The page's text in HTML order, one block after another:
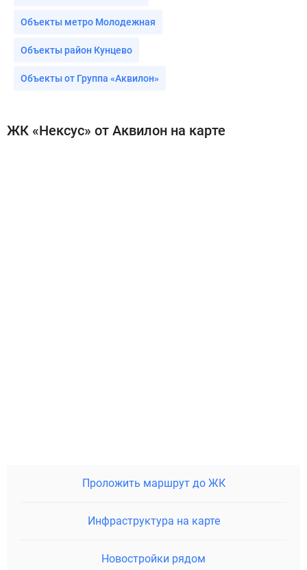
Объекты метро Молодежная
Объекты район Кунцево
Объекты от Группа «Аквилон»
ЖК «Нексус» от Аквилон на карте
Проложить маршрут до ЖК
Инфраструктура на карте
Новостройки рядом